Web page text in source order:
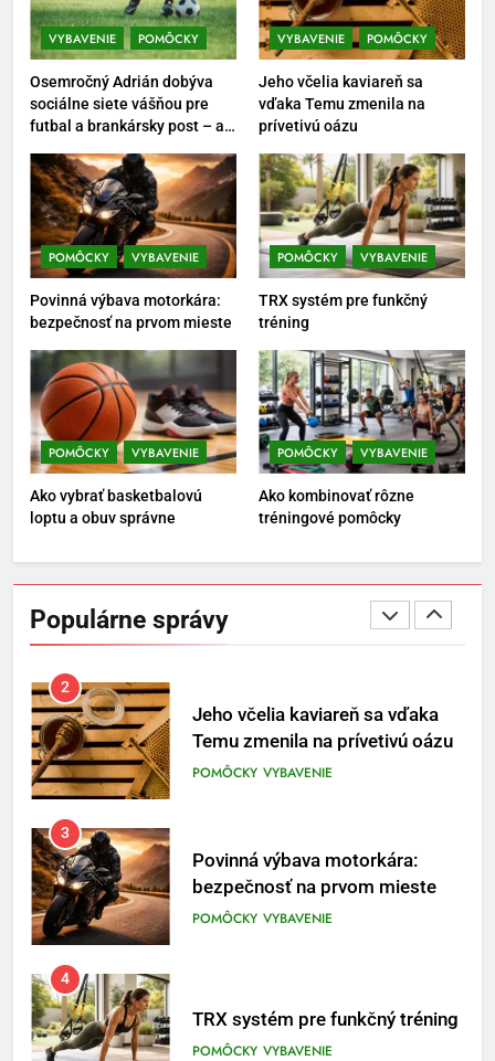
VYBAVENIE POMÔCKY
Osemročný Adrián dobýva
sociálne siete vášňou pre
futbal a brankársky post – aj
VYBAVENIE POMÔCKY
Jeho včelia kaviareň sa
vďaka Temu zmenila na
prívetivú oázu
POMÔCKY VYBAVENIE
Povinná výbava motorkára:
bezpečnosť na prvom mieste
POMÔCKY VYBAVENIE
TRX systém pre funkčný
tréning
POMÔCKY VYBAVENIE
Ako vybrať basketbalovú
loptu a obuv správne
POMÔCKY VYBAVENIE
Ako kombinovať rôzne
tréningové pomôcky
Populárne správy
tréningové pomôcky
POMÔCKY VYBAVENIE
7
POMÔCKY VYBAVENIE
8
Najlepšie doplnky pre
motocyklistov na dlhé trasy
VYBAVENIE
1
Osemročný Adrián dobýva
sociálne siete vášňou pre futbal
a brankársky post – aj vďaka
produktom z Temu
Temu zmenila na prívetivú oázu
POMÔCKY
3
Povinná výbava motorkára:
bezpečnosť na prvom mieste
POMÔCKY VYBAVENIE
4
TRX systém pre funkčný tréning
POMÔCKY
5
Ako vybrať basketbalovú loptu a
obuv správne